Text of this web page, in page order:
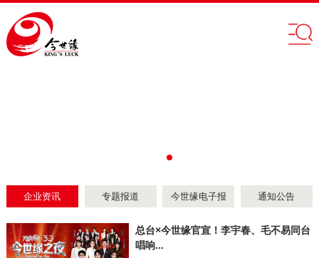
企业资讯 专题报道 今世缘电子报 通知公告
总台×今世缘官宣！李宇春、毛不易同台
唱响...